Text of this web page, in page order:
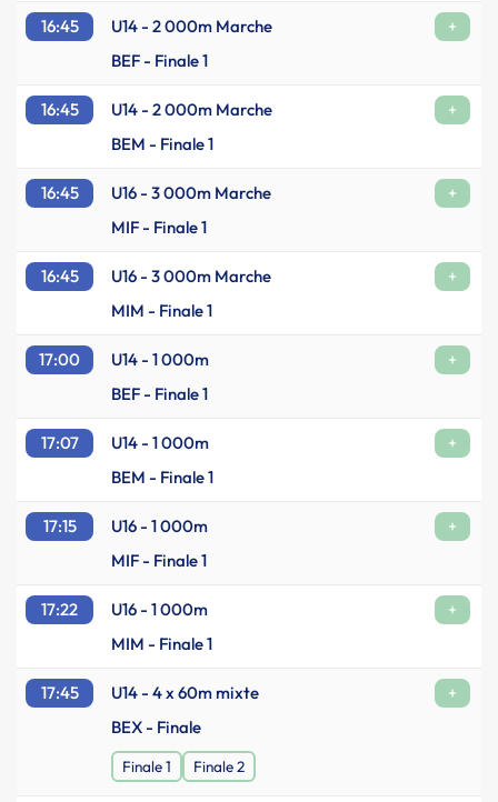
16:45 U14 - 2 000m Marche
+
BEF - Finale 1
16:45 U14 - 2 000m Marche
+
BEM - Finale 1
16:45 U16 - 3 000m Marche
+
MIF - Finale 1
16:45 U16 - 3 000m Marche
+
MIM - Finale 1
17:00 U14 - 1 000m
+
BEF - Finale 1
17:07 U14 - 1 000m
+
BEM - Finale 1
17:15 U16 - 1 000m
+
MIF - Finale 1
17:22 U16 - 1 000m
+
MIM - Finale 1
17:45 U14 - 4 x 60m mixte
+
BEX - Finale
Finale 1 Finale 2